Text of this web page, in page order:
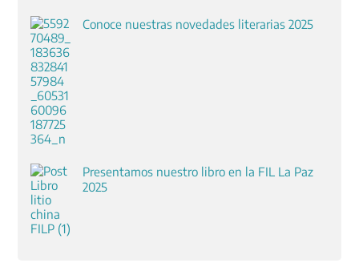
Conoce nuestras novedades literarias 2025
Presentamos nuestro libro en la FIL La Paz
2025